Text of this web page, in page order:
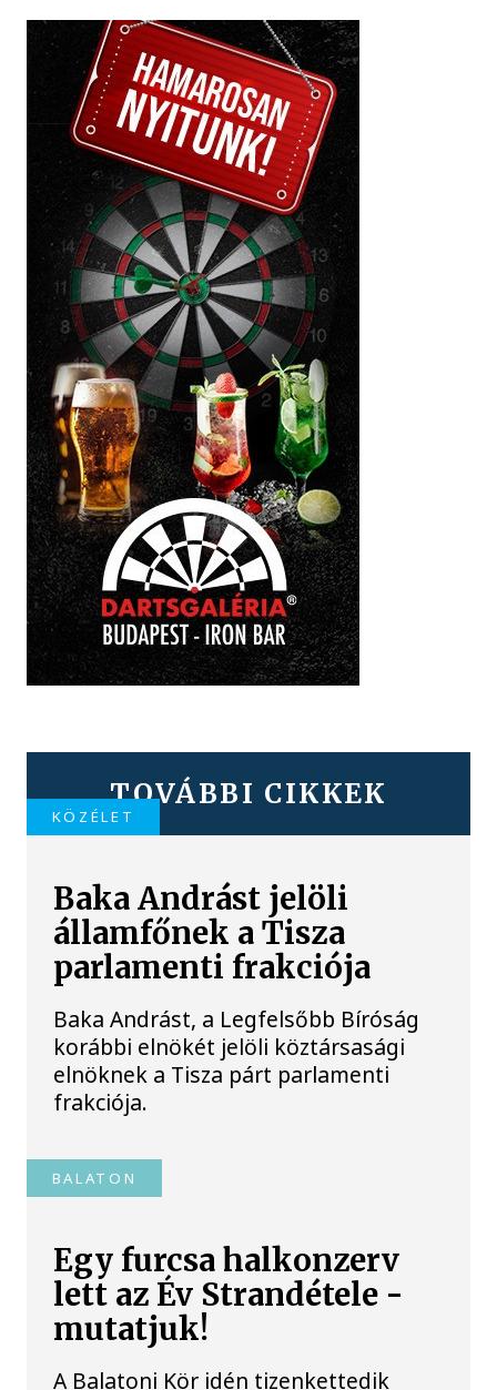
TOVÁBBI CIKKEK
KÖZÉLET
Baka Andrást jelöli
államfőnek a Tisza
parlamenti frakciója
Baka Andrást, a Legfelsőbb Bíróság
korábbi elnökét jelöli köztársasági
elnöknek a Tisza párt parlamenti
frakciója.
BALATON
Egy furcsa halkonzerv
lett az Év Strandétele -
mutatjuk!
A Balatoni Kör idén tizenkettedik